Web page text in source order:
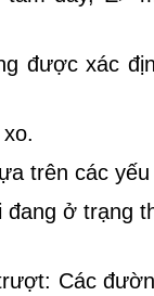
được xác
trên các
đang ở trạng
Các